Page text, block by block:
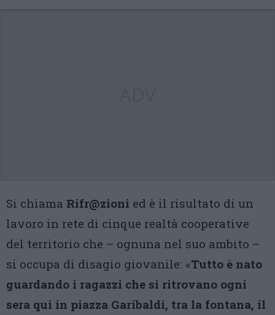
Si chiama Rifr@zioni ed è il risultato di un
lavoro in rete di cinque realtà cooperative
del territorio che – ognuna nel suo ambito –
si occupa di disagio giovanile: «Tutto è nato
guardando i ragazzi che si ritrovano ogni
sera qui in piazza Garibaldi, tra la fontana, il